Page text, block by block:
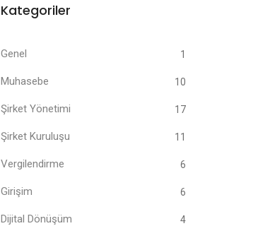
Kategoriler
Genel 1
Muhasebe 10
Şirket Yönetimi 17
Şirket Kuruluşu 11
Vergilendirme 6
Girişim 6
Dijital Dönüşüm 4